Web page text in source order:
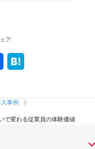
ア
事例
で変わる従業員の体験価値